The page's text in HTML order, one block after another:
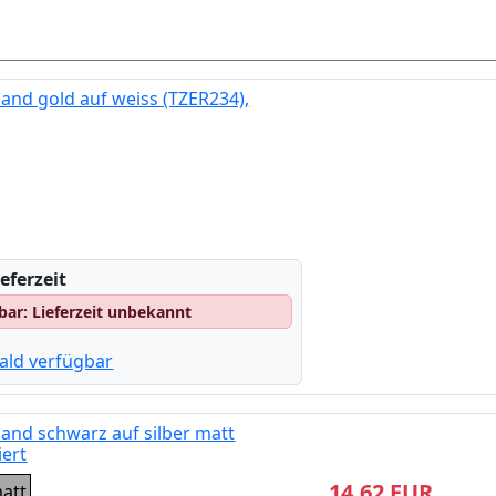
gold auf weiss (TZER234),
Lieferzeit unbekannt
verfügbar
schwarz auf silber matt